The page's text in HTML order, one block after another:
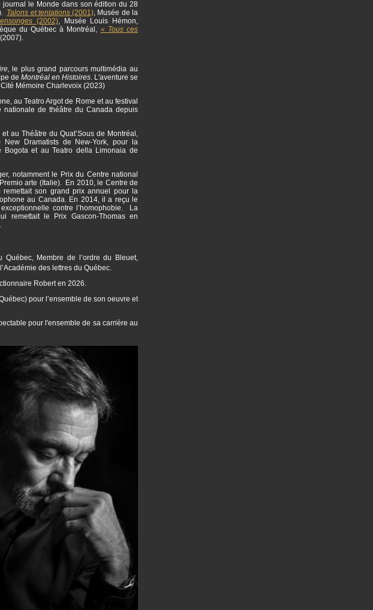
le Monde dans son édition du 28
Talons et tentations(2001) , Musée de la
(2002), Musée Louis Hémon,
du Québec à Montréal, « Tous ces
le plus grand parcours multimédia au
de Montréal en Histoires . L'aventure se
Mémoire Charlevoix (2023)
au Teatro Argot de Rome et au festival
nationale de théâtre du Canada depuis
au Théâtre du Quat’Sous de Montréal,
Dramatists de New-York, pour la
Bogota et au Teatro della Limonaia de
notamment le Prix du Centre national
arte (Italie). En 2010, le Centre de
remettait son grand prix annuel pour la
au Canada. En 2014, il a reçu le
contre l’homophobie. La
remettait le Prix Gascon-Thomas en
Québec, Membre de l’ordre du Bleuet,
des lettres du Québec.
Robert en 2026.
pour l’ensemble de son oeuvre et
pour l'ensemble de sa carrière au